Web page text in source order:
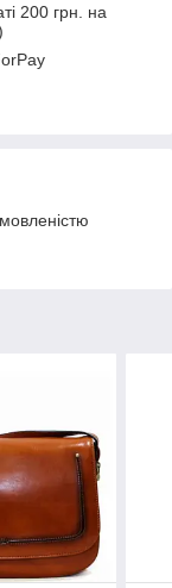
200 грн. на